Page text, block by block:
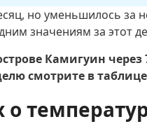
но уменьшилось за
значениям за этот
Камигуин через
смотрите в